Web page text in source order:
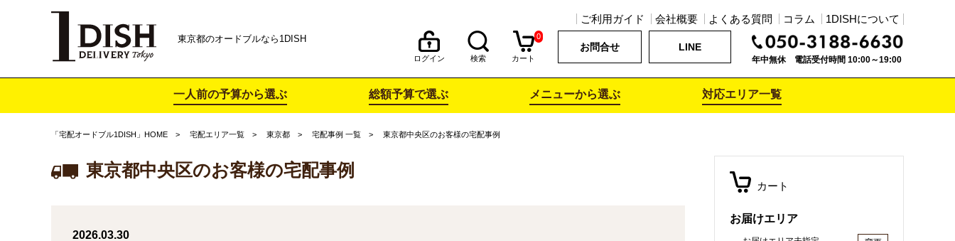
東京都のオードブルなら1DISH
ご利用ガイド 会社概要 よくある質問 コラム 1DISHについて
ログイン 検索
0
カート
お問合せ LINE
年中無休 電話受付時間 10:00～19:00
一人前の予算から選ぶ 総額予算で選ぶ メニューから選ぶ 対応エリア一覧
「宅配オードブル1DISH」HOME 宅配エリア一覧 東京都 宅配事例 一覧 東京都中央区のお客様の宅配事例
東京都中央区のお客様の宅配事例
2026.03.30
カート
お届けエリア